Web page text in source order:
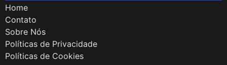
Home
Contato
Sobre Nós
Políticas de Privacidade
Políticas de Cookies